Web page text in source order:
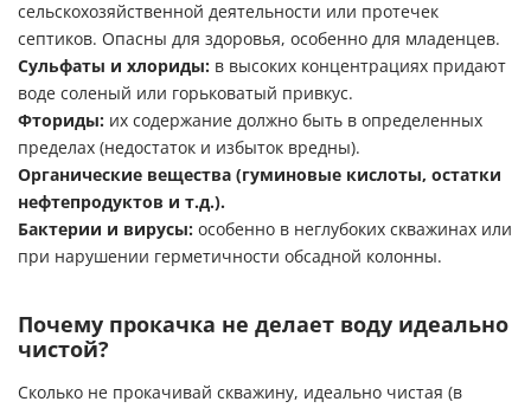
сельскохозяйственной деятельности или протечек
септиков. Опасны для здоровья, особенно для младенцев.
Сульфаты и хлориды: в высоких концентрациях придают
воде соленый или горьковатый привкус.
Фториды: их содержание должно быть в определенных
пределах (недостаток и избыток вредны).
Органические вещества (гуминовые кислоты, остатки
нефтепродуктов и т.д.).
Бактерии и вирусы: особенно в неглубоких скважинах или
при нарушении герметичности обсадной колонны.
Почему прокачка не делает воду идеально
чистой?
Сколько не прокачивай скважину, идеально чистая (в